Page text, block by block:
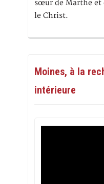
sœur de Marthe et
le Christ.
Moines, à la
intérieure